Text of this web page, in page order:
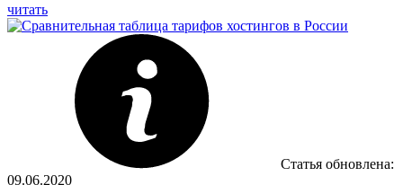
читать
Статья обновлена:
09.06.2020